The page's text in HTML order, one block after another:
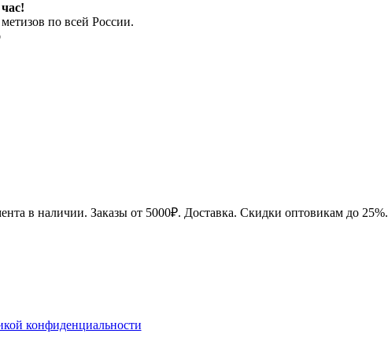
по всей России.
в наличии. Заказы от 5000₽. Доставка. Скидки оптовикам до 25%.
конфиденциальности